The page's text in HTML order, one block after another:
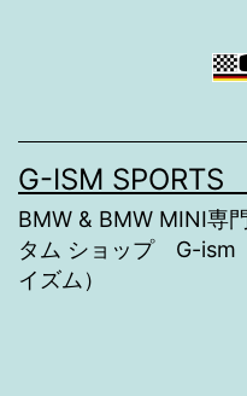
ン
ツ
へ
ス
G-ISM SPORTS
BMW & BMW MINI専
タム ショップ G-ism
イズム）